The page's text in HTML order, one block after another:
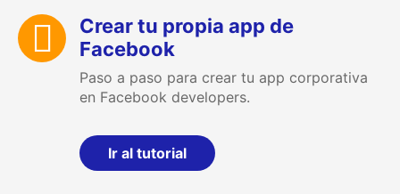
Crear tu propia app de
Facebook
Paso a paso para crear tu app corporativa
en Facebook developers.
Ir al tutorial